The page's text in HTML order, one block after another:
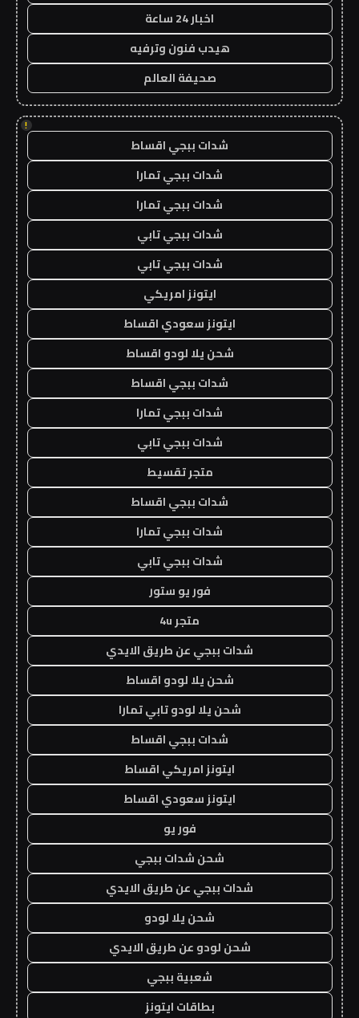
اخبار 24 ساعة
هيدب فنون وترفيه
صحيفة العالم
!
شدات ببجي اقساط
شدات ببجي تمارا
شدات ببجي تمارا
شدات ببجي تابي
شدات ببجي تابي
ايتونز امريكي
ايتونز سعودي اقساط
شحن يلا لودو اقساط
شدات ببجي اقساط
شدات ببجي تمارا
شدات ببجي تابي
متجر تقسيط
شدات ببجي اقساط
شدات ببجي تمارا
شدات ببجي تابي
فور يو ستور
متجر 4u
شدات ببجي عن طريق الايدي
شحن يلا لودو اقساط
شحن يلا لودو تابي تمارا
شدات ببجي اقساط
ايتونز امريكي اقساط
ايتونز سعودي اقساط
فور يو
شحن شدات ببجي
شدات ببجي عن طريق الايدي
شحن يلا لودو
شحن لودو عن طريق الايدي
شعبية ببجي
بطاقات ايتونز